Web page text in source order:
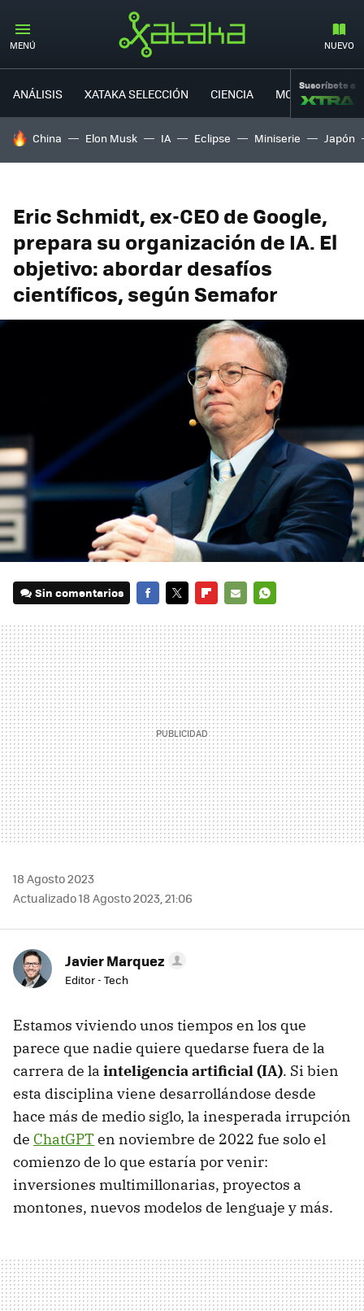
MENÚ NUEVO
ANÁLISIS XATAKA SELECCIÓN CIENCIA MOVILIDAD
Suscríbete a
HOY SE HABLA DE
China Elon Musk IA Eclipse Miniserie Japón
Eric Schmidt, ex-CEO de Google,
prepara su organización de IA. El
objetivo: abordar desafíos
científicos, según Semafor
Sin comentarios
MAIL
18 Agosto 2023
Actualizado 18 Agosto 2023, 21:06
Javier Marquez
Editor - Tech
Estamos viviendo unos tiempos en los que
parece que nadie quiere quedarse fuera de la
carrera de la inteligencia artificial (IA). Si bien
esta disciplina viene desarrollándose desde
hace más de medio siglo, la inesperada irrupción
de ChatGPTen noviembre de 2022 fue solo el
comienzo de lo que estaría por venir:
inversiones multimillonarias, proyectos a
montones, nuevos modelos de lenguaje y más.